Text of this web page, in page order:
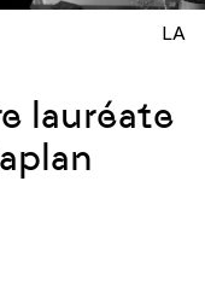
LA
lauréate